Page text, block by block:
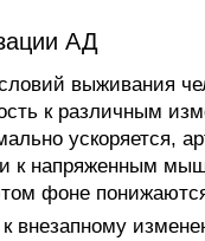
АД
выживания
к различным
ускоряется,
к напряженным
фоне
внезапному